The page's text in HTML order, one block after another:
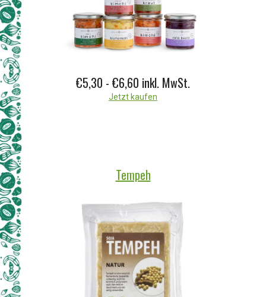
€5,30 - €6,60 inkl. MwSt.
Jetzt kaufen
Tempeh